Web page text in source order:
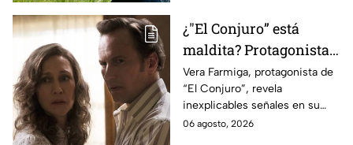
¿"El Conjuro” está
maldita? Protagonista
revela INQUIETANTES
señales en su cuerpo
durante la grabación de
la película
Vera Farmiga, protagonista de
“El Conjuro”, revela
inexplicables señales en su
cuerpo durante el rodaje de la
06 agosto, 2026